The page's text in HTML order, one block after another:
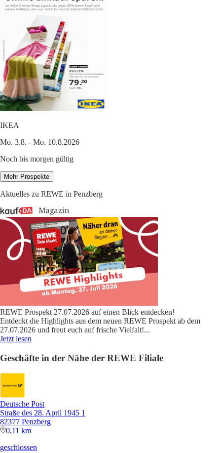
IKEA
Mo. 3.8. - Mo. 10.8.2026
Noch bis morgen gültig
Mehr Prospekte
Aktuelles zu REWE in Penzberg
REWE Prospekt 27.07.2026 auf einen Blick entdecken!
Entdeckt die Highlights aus dem neuen REWE Prospekt ab dem
27.07.2026 und freut euch auf frische Vielfalt!...
Jetzt lesen
Geschäfte in der Nähe der REWE Filiale
Deutsche Post
Straße des 28. April 1945 1
82377 Penzberg
0,11 km
geschlossen